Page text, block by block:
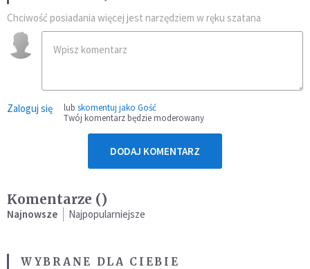
Chciwość posiadania więcej jest narzędziem w ręku szatana
Zaloguj się lub skomentuj jako Gość
Twój komentarz będzie moderowany
DODAJ KOMENTARZ
Komentarze ()
Najnowsze Najpopularniejsze
WYBRANE DLA CIEBIE